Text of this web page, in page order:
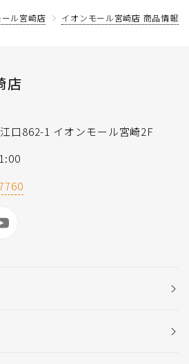
ル宮崎店 イオンモール宮崎店 商品情報
店
口862-1 イオンモール宮崎2F